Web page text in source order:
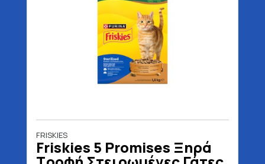
FRISKIES
Friskies 5 Promises Ξηρά